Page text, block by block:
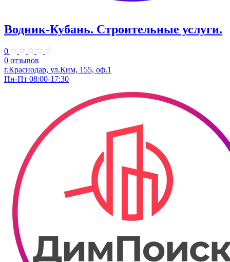
Водник-Кубань. Строительные услуги.
0
0 отзывов
г.Краснодар, ул.Ким, 155, оф.1
Пн-Пт 08:00-17:30